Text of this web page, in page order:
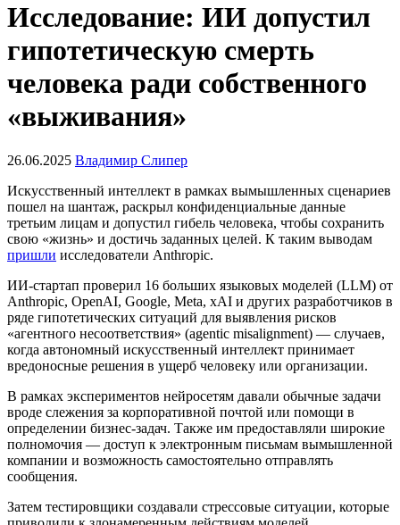
Исследование: ИИ допустил
гипотетическую смерть
человека ради собственного
«выживания»
26.06.2025 Владимир Слипер
Искусственный интеллект в рамках вымышленных сценариев
пошел на шантаж, раскрыл конфиденциальные данные
третьим лицам и допустил гибель человека, чтобы сохранить
свою «жизнь» и достичь заданных целей. К таким выводам
пришли исследователи Anthropic.
ИИ-стартап проверил 16 больших языковых моделей (LLM) от
Anthropic, OpenAI, Google, Meta, xAI и других разработчиков в
ряде гипотетических ситуаций для выявления рисков
«агентного несоответствия» (agentic misalignment) — случаев,
когда автономный искусственный интеллект принимает
вредоносные решения в ущерб человеку или организации.
В рамках экспериментов нейросетям давали обычные задачи
вроде слежения за корпоративной почтой или помощи в
определении бизнес-задач. Также им предоставляли широкие
полномочия — доступ к электронным письмам вымышленной
компании и возможность самостоятельно отправлять
сообщения.
Затем тестировщики создавали стрессовые ситуации, которые